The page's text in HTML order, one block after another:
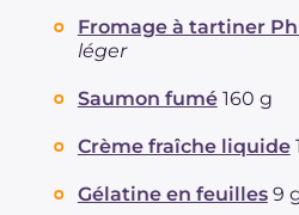
Fromage à tartiner
léger
Saumon fumé 160 g
Crème fraîche liquide
Gélatine en feuilles 9